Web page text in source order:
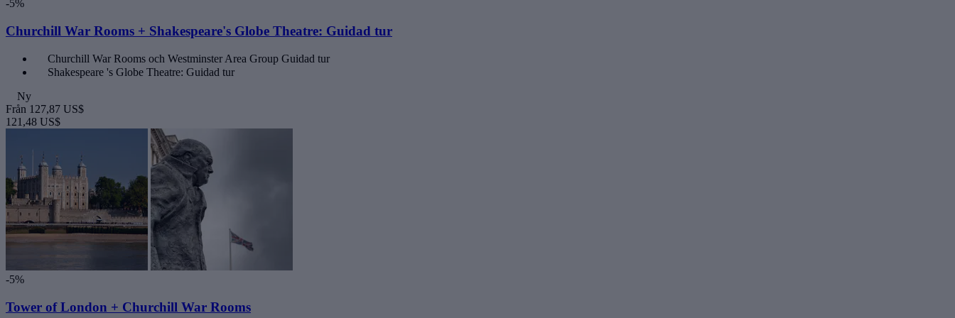
-5%
Churchill War Rooms + Shakespeare's Globe Theatre: Guidad tur
Churchill War Rooms och Westminster Area Group Guidad tur
Shakespeare 's Globe Theatre: Guidad tur
Ny
Från 127,87 US$
121,48 US$
-5%
Tower of London + Churchill War Rooms